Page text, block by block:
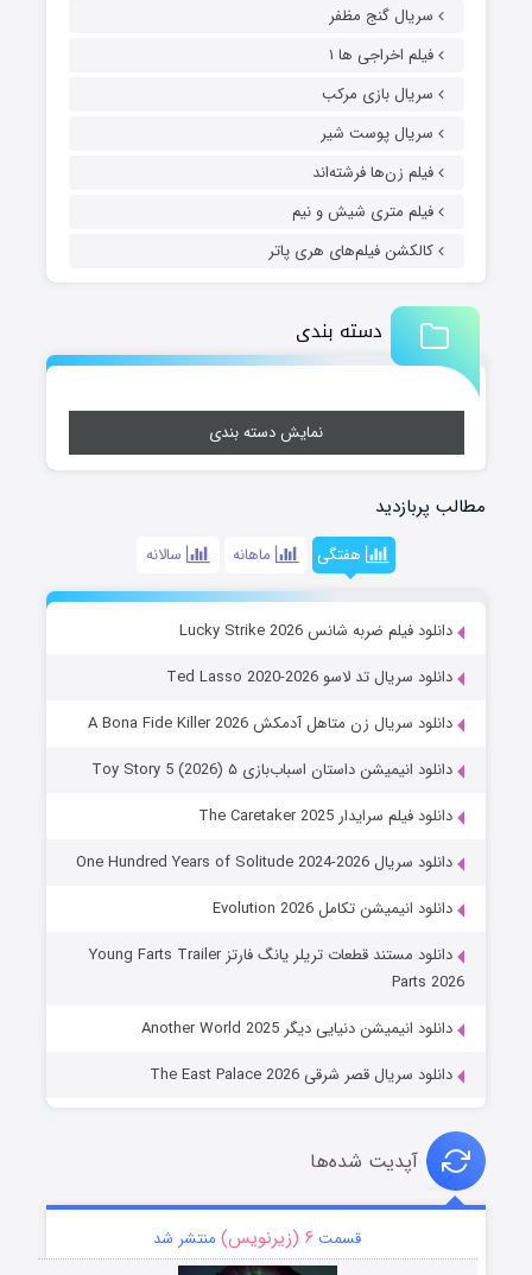
سریال گنج مظفر
فیلم اخراجی ها ۱
سریال بازی مرکب
سریال پوست شیر
فیلم زن‌ها فرشته‌اند
فیلم متری شیش و نیم
کالکشن فیلم‌های هری پاتر
دسته بندی
نمایش دسته بندی
مطالب پربازدید
هفتگی ماهانه سالانه
دانلود فیلم ضربه شانس Lucky Strike 2026
دانلود سریال تد لاسو Ted Lasso 2020-2026
دانلود سریال زن متاهل آدمکش A Bona Fide Killer 2026
دانلود انیمیشن داستان اسباب‌بازی ۵ Toy Story 5 (2026)
دانلود فیلم سرایدار The Caretaker 2025
دانلود سریال One Hundred Years of Solitude 2024-2026
دانلود انیمیشن تکامل Evolution 2026
دانلود مستند قطعات تریلر یانگ فارتز Young Farts Trailer
Parts 2026
دانلود انیمیشن دنیایی دیگر Another World 2025
دانلود سریال قصر شرقی The East Palace 2026
آپدیت شده‌ها
قسمت ۶ (زیرنویس) منتشر شد